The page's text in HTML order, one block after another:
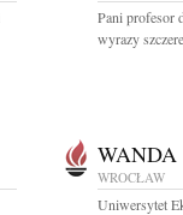
Pani profesor
wyrazy
WANDA
WROCŁAW
Uniwersytet